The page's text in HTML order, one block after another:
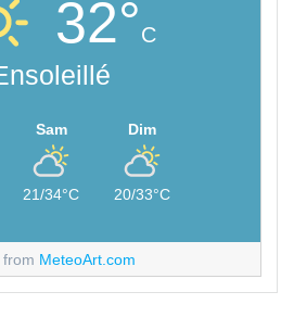
32°C
Sam
21/34°C
Dim
20/33°C
from MeteoArt.com